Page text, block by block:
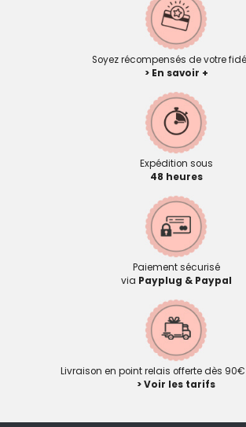
Soyez récompensés de votre
> En savoir +
Expédition sous
48 heures
Paiement sécurisé
via Payplug & Paypal
Livraison en point relais offerte dès
> Voir les tarifs